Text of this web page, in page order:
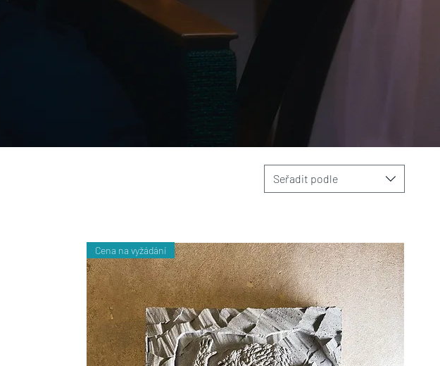
Seřadit podle
Cena na vyžádání